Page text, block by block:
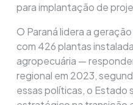
para implantação de
O Paraná lidera a
com 426 plantas
agropecuária —
regional em 2023,
essas políticas, o Estado